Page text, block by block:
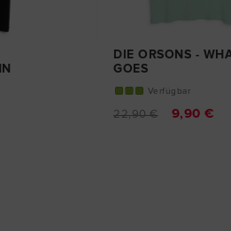
DIE ORSONS -
GOES
Verfügbar
22,90 € 9,90 €